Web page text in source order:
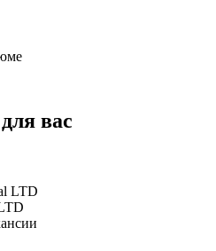
вас